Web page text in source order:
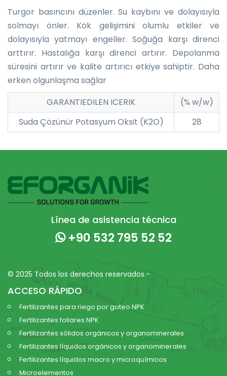
Turgor basıncını düzenler. Su kaybını ve dolayısıyla
solmayı önler. Kök gelişimini olumlu etkiler ve
dolayısıyla yatmayı engeller. Soğuğa karşı direnci
arttırır. Hastalığa karşı direnci artırır. Depolanma
süresini artırır ve kalite artırıcı etkiye sahiptir. Daha
erken olgunlaşma sağlar
GARANTIEDILEN ICERIK
(% w/w)
Suda Çözünür Potasyum Oksit (K2O)
28
Línea de asistencia técnica
+90 532 795 52 52
© 2025 Todos los derechos reservados.-
ACCESO RÁPIDO
Fertilizantes para riego por goteo NPK
Fertilizantes foliares NPK
Fertilizantes sólidos orgánicos y organominerales
Fertilizantes líquidos orgánicos y organominerales
Fertilizantes líquidos macro y microquímicos
Microelementos